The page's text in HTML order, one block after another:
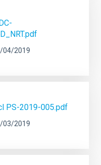
04/2019
PS-2019-005.pdf
03/2019